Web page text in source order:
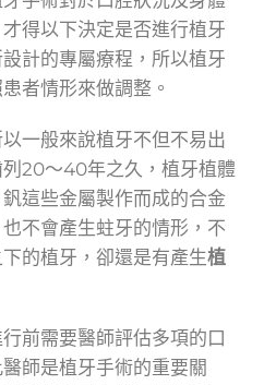
得以下決定是否進行植牙
計的專屬療程，所以植牙
者情形來做調整。
一般來說植牙不但不易出
20～40年之久，植牙植體
這些金屬製作而成的合金
不會產生蛀牙的情形，不
的植牙，卻還是有產生植
前需要醫師評估多項的口
師是植牙手術的重要關